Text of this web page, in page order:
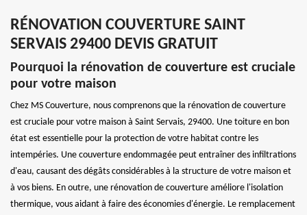
RÉNOVATION COUVERTURE SAINT
SERVAIS 29400 DEVIS GRATUIT
Pourquoi la rénovation de couverture est cruciale
pour votre maison
Chez MS Couverture, nous comprenons que la rénovation de couverture
est cruciale pour votre maison à Saint Servais, 29400. Une toiture en bon
état est essentielle pour la protection de votre habitat contre les
intempéries. Une couverture endommagée peut entraîner des infiltrations
d'eau, causant des dégâts considérables à la structure de votre maison et
à vos biens. En outre, une rénovation de couverture améliore l'isolation
thermique, vous aidant à faire des économies d'énergie. Le remplacement